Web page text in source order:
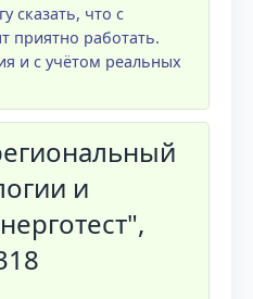
сказать, что с
приятно работать.
и с учётом реальных
и